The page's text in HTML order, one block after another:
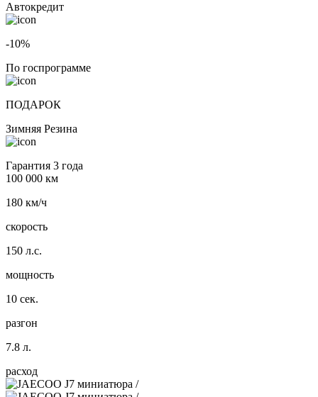
Автокредит
-10%
По госпрограмме
ПОДАРОК
Зимняя Резина
Гарантия 3 года
100 000 км
180 км/ч
скорость
150 л.с.
мощность
10 сек.
разгон
7.8 л.
расход